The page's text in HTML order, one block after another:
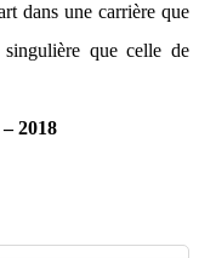
dans une carrière que
que celle de
2018